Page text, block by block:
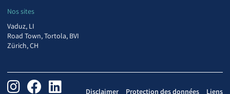
Nos sites
Vaduz, LI
Road Town, Tortola, BVI
Zürich, CH
Disclaimer Protection des données Liens